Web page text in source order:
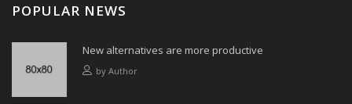
POPULAR NEWS
New alternatives are more productive
by Author